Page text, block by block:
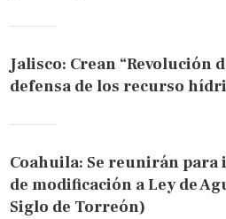
Jalisco: Crean “Revolución
defensa de los recurso
Coahuila: Se reunirán
de modificación a Ley de
Siglo de Torreón)